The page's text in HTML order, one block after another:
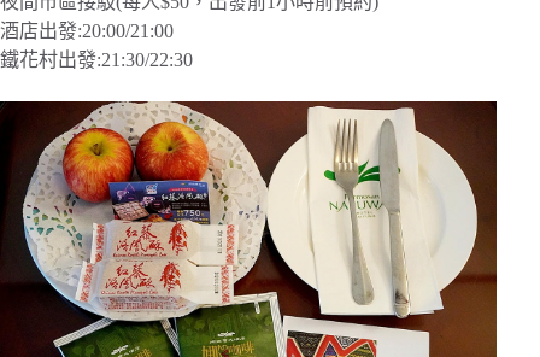
酒店出發:20:00/21:00
鐵花村出發:21:30/22:30